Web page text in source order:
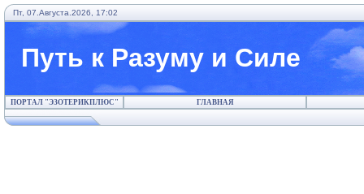
Пт, 07.Августа.2026, 17:02
Путь к Разуму и Силе
ПОРТАЛ "ЭЗОТЕРИКПЛЮС" ГЛАВНАЯ